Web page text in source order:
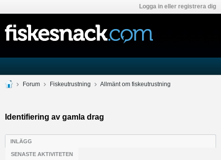
Logga in eller registrera dig
Forum Fiskeutrustning Allmänt om fiskeutrustning
Identifiering av gamla drag
INLÄGG
SENASTE AKTIVITETEN